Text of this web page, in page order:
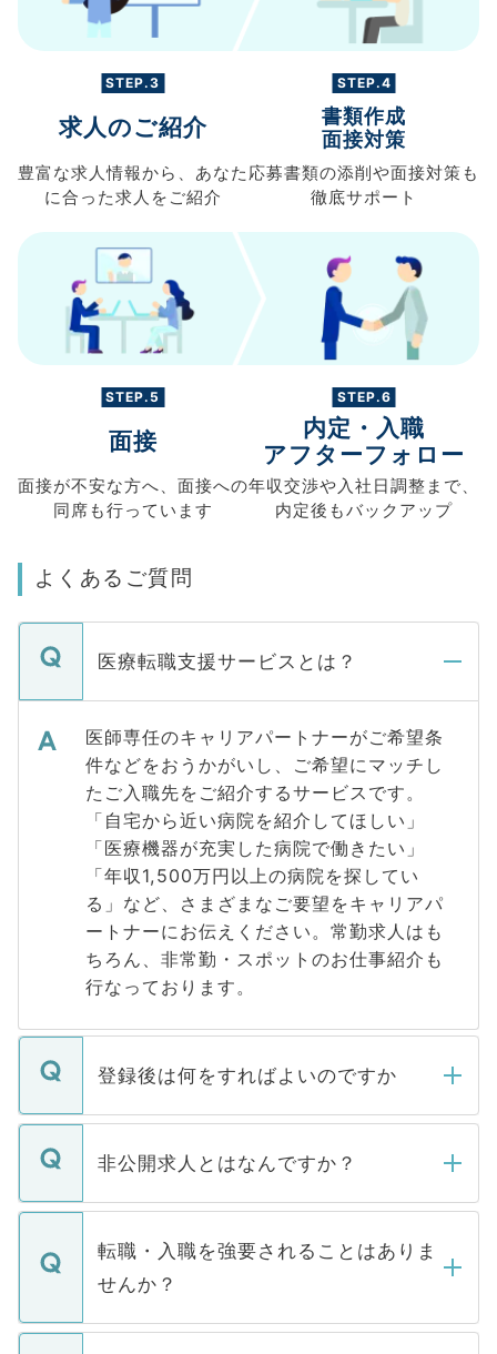
STEP.3
求人のご紹介
豊富な求人情報から、 あなた
に合った求人を ご紹介
STEP.4
書類作成
面接対策
応募書類の添削や面接対策も
徹底サポート
STEP.5
面接
面接が不安な方へ、 面接への
同席も行っています
STEP.6
内定・入職
アフターフォロー
年収交渉や入社日調整まで、
内定後もバックアップ
よくあるご質問
医療転職支援サービスとは？
医師専任のキャリアパートナーがご希望条
件などをおうかがいし、ご希望にマッチし
たご入職先をご紹介するサービスです。
「自宅から近い病院を紹介してほしい」
「医療機器が充実した病院で働きたい」
「年収1,500万円以上の病院を探してい
る」など、さまざまなご要望をキャリアパ
ートナーにお伝えください。常勤求人はも
ちろん、非常勤・スポットのお仕事紹介も
行なっております。
登録後は何をすればよいのですか
ご登録いただきましたら、弊社担当者がご
登録内容を確認し、その後メールもしくは
ます。通常、5営業日以内にはご連絡をせて
いただきますので、しばらくお待ちくださ
非公開求人とはなんですか？
マイナビDOCTORで取り扱っている求人の
うち約3割は、Webサイトからご覧いただ
けない「非公開求人」です。非公開求人は
下記の理由によって、一般には公開してい
ません。
転職・入職を強要されることはありま
せんか？
転職・入職を強要することは一切ありませ